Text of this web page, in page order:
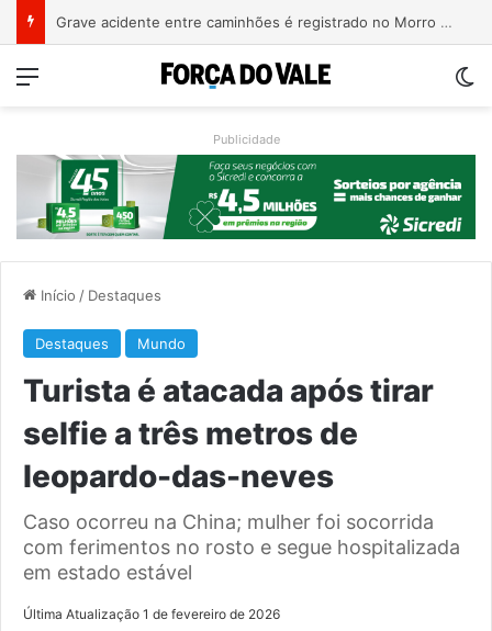
COMUI e Univates planejam ações voltadas à população idosa de Roca Sales
Menu
Publicidade
Início / Destaques
Destaques Mundo
Turista é atacada após tirar
selfie a três metros de
leopardo-das-neves
Caso ocorreu na China; mulher foi socorrida
com ferimentos no rosto e segue hospitalizada
em estado estável
Última Atualização 1 de fevereiro de 2026